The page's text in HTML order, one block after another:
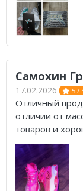
Самохин
17.02.2026 5 /
Отличный
отличии от
товаров и